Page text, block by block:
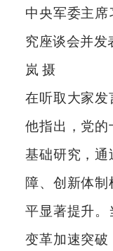
中央军委主
究座谈会并发
岚 摄
在听取大家发
他指出，党的
基础研究，通
障、创新体
平显著提升。
变革加速突破